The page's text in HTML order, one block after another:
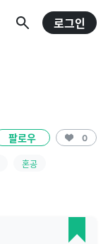
로그인
팔로우 0
혼공